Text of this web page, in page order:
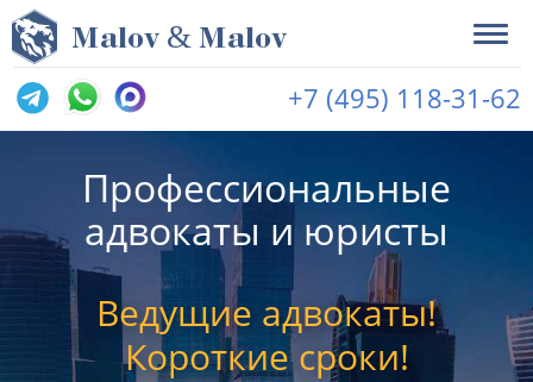
Malov & Malov
+7 (495) 118-31-62
Профессиональные
адвокаты и юристы
Ведущие адвокаты!
Короткие сроки!